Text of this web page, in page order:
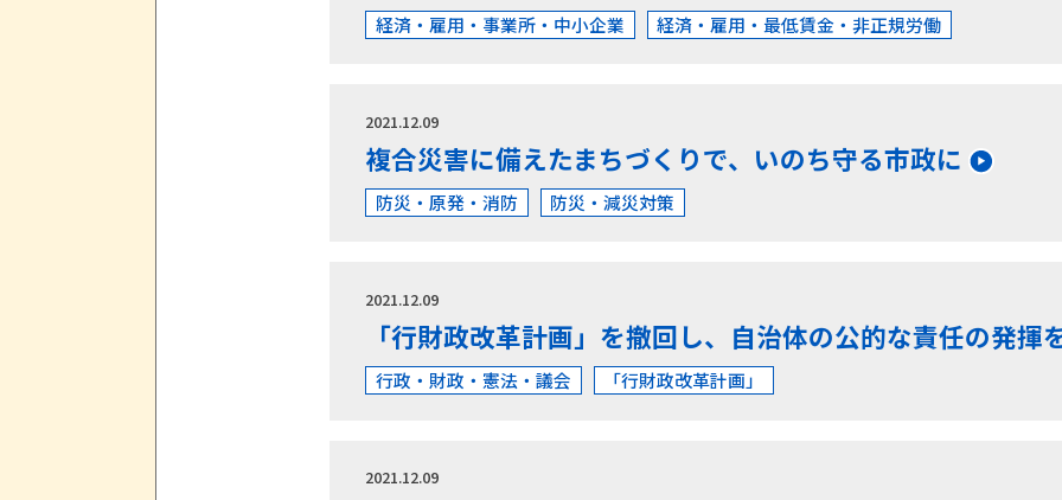
経済・雇用・事業所・中小企業 経済・雇用・最低賃金・非正規労働
2021.12.09
複合災害に備えたまちづくりで、いのち守る市政に
防災・原発・消防 防災・減災対策
2021.12.09
「行財政改革計画」を撤回し、自治体の公的な責任の発揮
行政・財政・憲法・議会 「行財政改革計画」
2021.12.09